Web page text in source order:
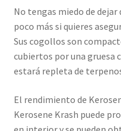
No tengas miedo de
poco más si quieres
Sus cogollos son
cubiertos por una gruesa
estará repleta de
El rendimiento de
Kerosene Krash puede